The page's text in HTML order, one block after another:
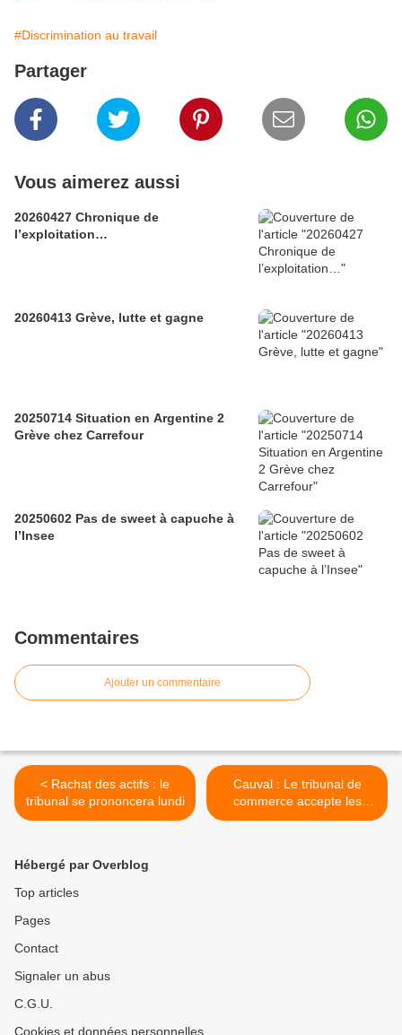
#Discrimination au travail
Partager
Vous aimerez aussi
20260427 Chronique de
l’exploitation…
20260413 Grève, lutte et gagne
20250714 Situation en Argentine 2
Grève chez Carrefour
20250602 Pas de sweet à capuche à
l’Insee
Commentaires
Ajouter un commentaire
< Rachat des actifs : le
tribunal se prononcera lundi
Cauval : Le tribunal de
commerce accepte les
offres de rachat de la ville
Hébergé par Overblog
Top articles
Pages
Contact
Signaler un abus
C.G.U.
Cookies et données personnelles